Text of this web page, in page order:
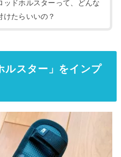
ッドホルスターって、どんな
けたらいいの？
ルスター」をインプ